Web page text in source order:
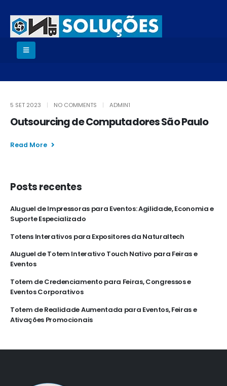
5 SET 2023 NO COMMENTS ADMIN1
Outsourcing de Computadores São Paulo
Read More
Posts recentes
Aluguel de Impressoras para Eventos: Agilidade, Economia e
Suporte Especializado
Totens Interativos para Expositores da Naturaltech
Aluguel de Totem Interativo Touch Nativo para Feiras e
Eventos
Totem de Credenciamento para Feiras, Congressos e
Eventos Corporativos
Totem de Realidade Aumentada para Eventos, Feiras e
Ativações Promocionais